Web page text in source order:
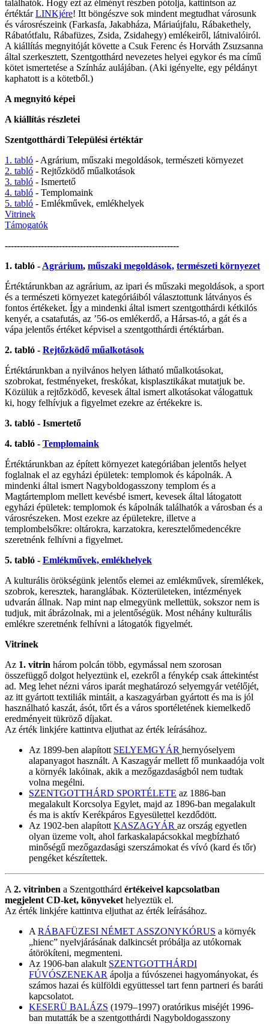
találhatók. Hogy ezt az élményt részben pótolja, kattintson az
értéktárLINKjére! Itt böngészve sok mindent megtudhat városunk
és városrészeink (Farkasfa, Jakabháza, Máriaújfalu, Rábakethely,
Rábatótfalu, Rábafüzes, Zsida, Zsidahegy) emlékeiről, látnivalóiról.
A kiállítás megnyitóját követte a Csuk Ferenc és Horváth Zsuzsanna
által szerkesztett, Szentgotthárd nevezetes helyei egykor és ma című
kötet ismertetése a Színház aulájában. (Aki igényelte, egy példányt
kaphatott is a kötetből.)
A megnyitó képei
A kiállítás részletei
Szentgotthárdi Települési értéktár
1. tabló - Agrárium, műszaki megoldások, természeti környezet
2. tabló - Rejtőzködő műalkotások
3. tabló - Ismertető
4. tabló - Templomaink
5. tabló - Emlékművek, emlékhelyek
Vitrinek
Támogatók
----------------------------------------------------------
1. tabló - Agrárium, műszaki megoldások, természeti környezet
Értéktárunkban az agrárium, az ipari és műszaki megoldások, a sport
és a természeti környezet kategóriáiból választottunk látványos és
fontos értékeket. Így a mindenki által ismert szentgotthárdi kétkilós
kenyér, a csatafutás, az ’56-os emlékerdő, a Hársas-tó, a gát és a
vápa jelentős értéket képvisel a szentgotthárdi értéktárban.
2. tabló - Rejtőzködő műalkotások
Értéktárunkban a nyilvános helyen látható műalkotásokat,
szobrokat, festményeket, freskókat, kisplasztikákat mutatjuk be.
Közülük a rejtőzködő, kevesek által ismert alkotásokat válogattuk
ki, hogy felhívjuk a figyelmet ezekre az értékekre is.
3. tabló - Ismertető
4. tabló - Templomaink
Értéktárunkban az épített környezet kategóriában jelentős helyet
foglalnak el az egyházi épületek: templomok és kápolnák. A
mindenki által ismert Nagyboldogasszony templom és a
Magtártemplom mellett kevésbé ismert, kevesek által látogatott
egyházi épületek: templomok és kápolnák találhatók a városban és a
városrészeken. Most ezekre az épületekre, illetve a
templombelsőkre: oltárokra, karzatokra, keresztelőmedencékre
szeretnénk felhívni a figyelmet.
5. tabló - Emlékművek, emlékhelyek
A kulturális örökségünk jelentős elemei az emlékművek, síremlékek,
szobrok, keresztek, haranglábak. Közterületeken, intézmények
udvarán állnak. Nap mint nap elmegyünk mellettük, sokszor nem is
tudjuk, mit ábrázolnak, mi a jelentőségük. Most néhány kulturális
emlékre szeretnénk felhívni a látogatók figyelmét.
Vitrinek
Az 1. vitrin három polcán több, egymással nem szorosan
összefüggő dolgot helyeztünk el, ezekről a fénykép csak áttekintést
ad. Meg lehet nézni város iparát meghatározó selyemgyár vetélőjét,
az itt gyártott textiliák mintáit, a kaszagyárban gyártott és ma is jól
használható kaszát, ásót, tőrt és a város sportéletének kiemelkedő
eredményeit tükröző díjakat.
Az érték linkjére kattintva eljuthat az érték leírásához.
Az 1899-ben alapított SELYEMGYÁR hernyóselyem
alapanyagot használt. A Kaszagyár mellett fő munkaadója volt
a környék lakóinak, akik a mezőgazdaságból nem tudtak
volna megélni.
SZENTGOTTHÁRD SPORTÉLETE az 1886-ban
megalakult Korcsolya Egylet, majd az 1896-ban megalakult
és ma is aktív Kerékpáros Egyesülettel kezdődött.
Az 1902-ben alapított KASZAGYÁR az ország egyetlen
olyan üzeme volt, ahol farkaskalapácsokkal megbízható
minőségű mezőgazdasági szerszámokat és vívó (kard és tőr)
pengéket készítettek.
A 2. vitrinben a Szentgotthárd értékeivel kapcsolatban
megjelent CD-ket, könyveket helyeztük el.
Az érték linkjére kattintva eljuthat az érték leírásához.
A RÁBAFÜZESI NÉMET ASSZONYKÓRUS a környék
„hienc” nyelvjárásának dalkincsét próbálja az utókornak
átörökíteni, megmenteni.
Az 1906-ban alakult SZENTGOTTHÁRDI
FÚVÓSZENEKAR ápolja a fúvószenei hagyományokat, és
számos hazai és külföldi együttessel tart fenn partneri és baráti
kapcsolatot.
KESERÜ BALÁZS (1979–1997) oratórikus miséjét 1996-
ban mutatták be a szentgotthárdi Nagyboldogasszony